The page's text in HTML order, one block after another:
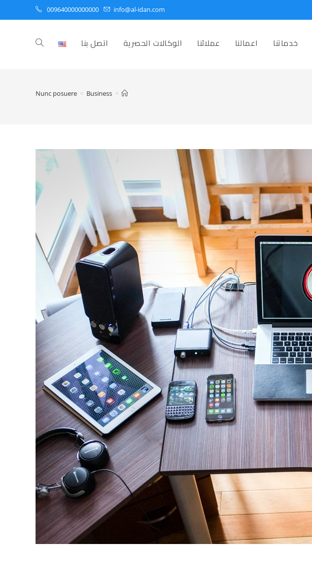
009640000000000 info@al-idan.com
خدماتنا اعمالنا عملائنا الوكالات الحصرية اتصل بنا Toggle
>
Business
>
Nunc posuere